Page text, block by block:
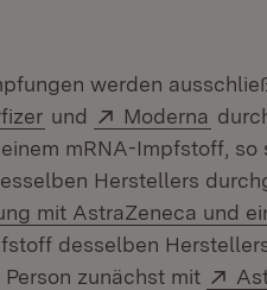
werden
(Öffnet in neuem
und Extern:
Moderna
mRNA-Impfstoff,
Herstellers
mit AstraZeneca und
desselben
zunächst mit